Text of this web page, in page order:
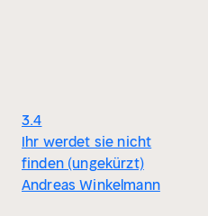
3.4
Ihr werdet sie nicht
finden (ungekürzt)
Andreas Winkelmann